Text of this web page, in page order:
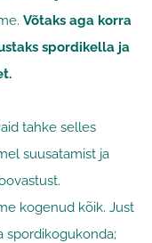
Võtaks aga korra
spordikella ja
tahke selles
suusatamist ja
kogenud kõik. Just
spordikogukonda;